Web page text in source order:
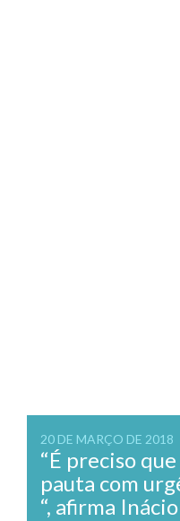
20 DE MARÇO DE 2018
“É preciso
pauta com
“, afirma Inácio